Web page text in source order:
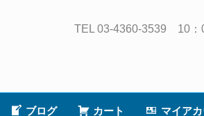
TEL 03-4360-3539 10：
ブログ カート マイア